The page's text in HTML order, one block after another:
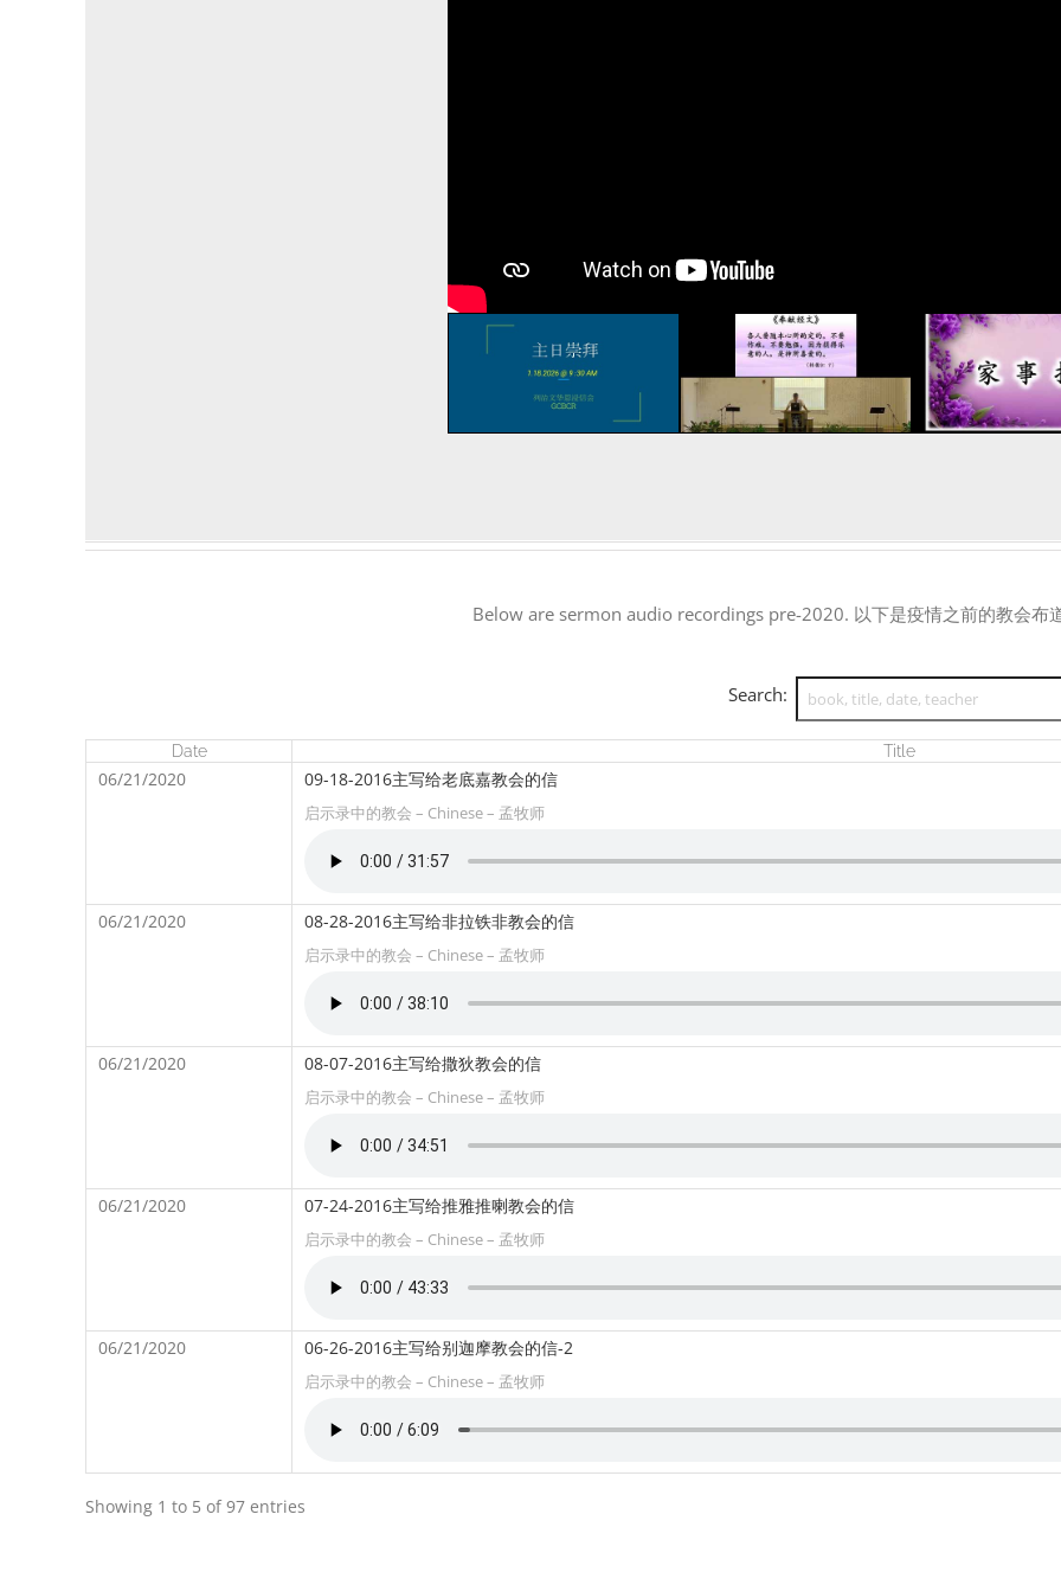
Below are sermon audio recordings pre-2020. 以下是疫情之前的教会布道
Search:
Date Title
06/21/2020 09-18-2016主写给老底嘉教会的信
启示录中的教会 – Chinese – 孟牧师
06/21/2020 08-28-2016主写给非拉铁非教会的信
启示录中的教会 – Chinese – 孟牧师
06/21/2020 08-07-2016主写给撒狄教会的信
启示录中的教会 – Chinese – 孟牧师
06/21/2020 07-24-2016主写给推雅推喇教会的信
启示录中的教会 – Chinese – 孟牧师
06/21/2020 06-26-2016主写给别迦摩教会的信-2
启示录中的教会 – Chinese – 孟牧师
Showing 1 to 5 of 97 entries